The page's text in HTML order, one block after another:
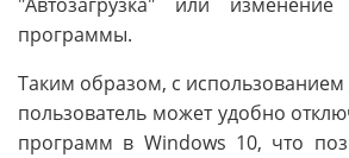
программы.
Таким образом, с использованием
пользователь может удобно
программ в Windows 10, что